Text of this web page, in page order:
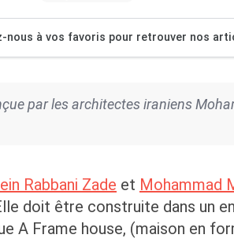
nous à vos favoris pour retrouver nos
par les architectes iraniens
Rabbani Zade et Mohammad
doit être construite dans un
A Frame house, (maison en